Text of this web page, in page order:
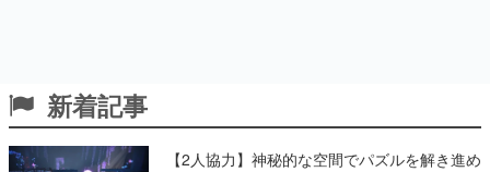
新着記事
【2人協力】神秘的な空間でパズルを解き進め